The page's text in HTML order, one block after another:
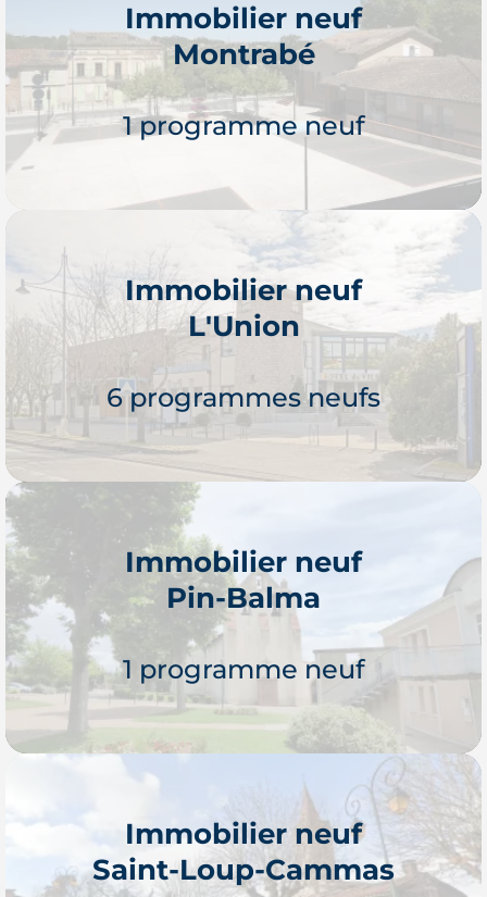
Je découvre
Immobilier neuf
Montrabé
1 programme neuf
Immobilier neuf
L'Union
6 programmes neufs
Je découvre
Immobilier neuf
Pin-Balma
1 programme neuf
Je découvre
Immobilier neuf
Saint-Loup-Cammas